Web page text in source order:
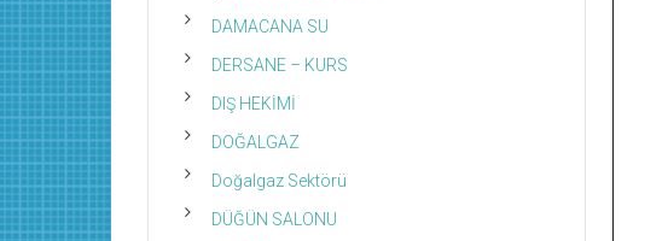
DAMACANA SU
DERSANE – KURS
DIŞ HEKİMİ
DOĞALGAZ
Doğalgaz Sektörü
DÜĞÜN SALONU